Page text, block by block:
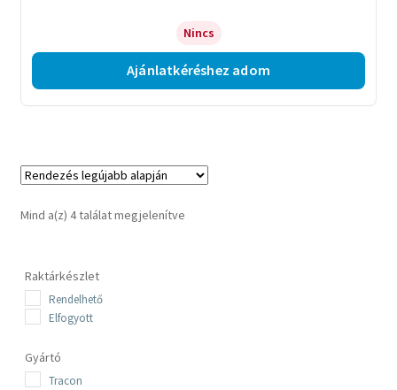
Nincs
Ajánlatkéréshez adom
Mind a(z) 4 találat megjelenítveSorted
Raktárkészlet
Rendelhető
Elfogyott
Gyártó
Tracon